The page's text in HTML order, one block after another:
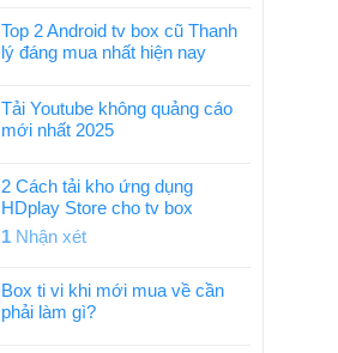
Top 2 Android tv box cũ Thanh
lý đáng mua nhất hiện nay
Tải Youtube không quảng cáo
mới nhất 2025
2 Cách tải kho ứng dụng
HDplay Store cho tv box
1 Nhận xét
Box ti vi khi mới mua về cần
phải làm gì?